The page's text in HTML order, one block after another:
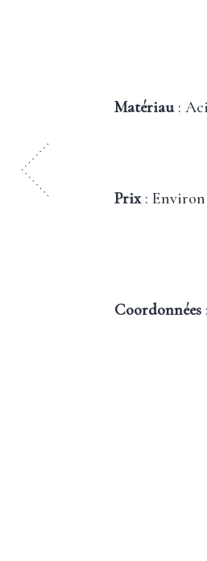
Matériau:
Prix: Environ
Coordonnées